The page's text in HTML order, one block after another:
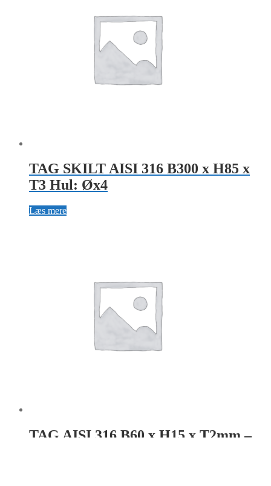
TAG SKILT AISI 316 B300 x H85 x
T3 Hul: Øx4
Læs mere
TAG AISI 316 B60 x H15 x T2mm –